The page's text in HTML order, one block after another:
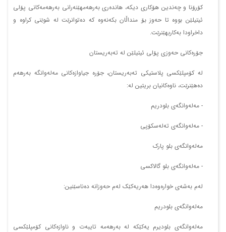
کۆرۆنا و چەندین هۆکاری دیکە، هاندەری بەرهەمهێنەرانی بەرهەمەکانی پۆلی
ئیتیلێن بووە تا حەوز بۆ منداڵان بکەنەوە کە دەتوانرێت لە شوێنی کراوە و
داخراودا بەکاربهێنرێت.
جۆرەکانی حەوزی پۆلی ئیتیلێن لە تەبەریستان
لە کۆمپلێکسی پلاستیکی تەبەریستان، جۆرە جیاوازەکانی مەلەوانگە بەرهەم
دەهێنرێت، ناوەکانیان بریتین لە:
- مەلەوانگەی بلودریم
- مەلەوانگەی تەلەسکۆپی
مەلەوانگەی بلو پارک
- مەلەوانگەی بلو گالاکسی
لەم بەشەی خوارەوەدا هەریەکێک لەم حەوزانە دەناسێنین:
مەلەوانگەی بلودریم
مەلەوانگەی بلودیرم یەکێکە لە بەرهەمە تایبەت و ناوازەکانی کۆمپلێکسی